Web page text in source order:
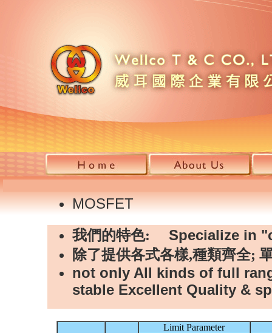
MOSFET
我們的特色: Specialize in
除了提供各式各樣,種類齊全;
not only All kinds of full
stable Excellent Quality &
Limit Parameter